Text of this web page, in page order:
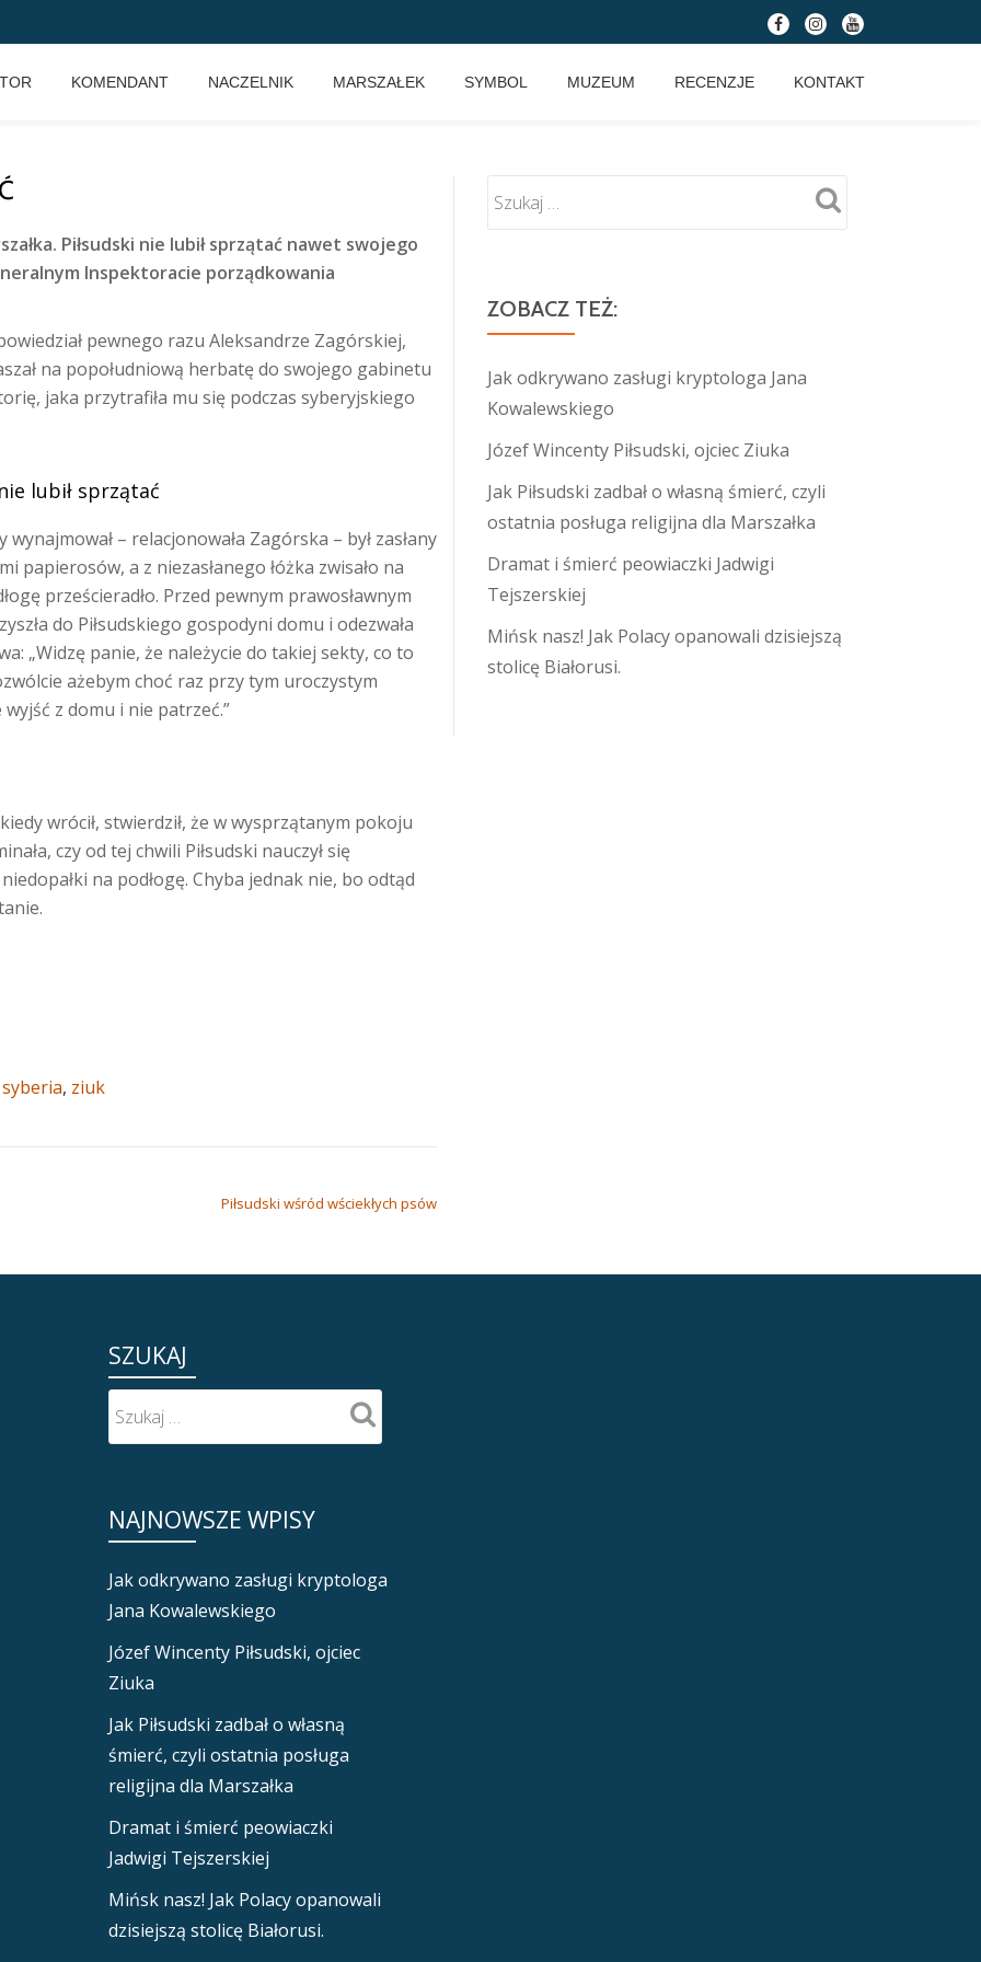
fa-
fa-
fa-
KOMENDANT NACZELNIK MARSZAŁEK SYMBOL MUZEUM RECENZJE KONTAKT
Piłsudski nie lubił sprzątać nawet swojego
Inspektoracie porządkowania
pewnego razu Aleksandrze Zagórskiej,
na popołudniową herbatę do swojego gabinetu
jaka przytrafiła mu się podczas syberyjskiego
lubił sprzątać
– relacjonowała Zagórska – był zasłany
papierosów, a z niezasłanego łóżka zwisało na
prześcieradło. Przed pewnym prawosławnym
do Piłsudskiego gospodyni domu i odezwała
„Widzę panie, że należycie do takiej sekty, co to
ażebym choć raz przy tym uroczystym
wyjść z domu i nie patrzeć.”
wrócił, stwierdził, że w wysprzątanym pokoju
czy od tej chwili Piłsudski nauczył się
na podłogę. Chyba jednak nie, bo odtąd
syberia, ziuk
Piłsudski wśród wściekłych psów
ZOBACZ TEŻ:
Jak odkrywano zasługi kryptologa Jana
Kowalewskiego
Józef Wincenty Piłsudski, ojciec Ziuka
Jak Piłsudski zadbał o własną śmierć, czyli
ostatnia posługa religijna dla Marszałka
Dramat i śmierć peowiaczki Jadwigi
Tejszerskiej
Mińsk nasz! Jak Polacy opanowali dzisiejszą
stolicę Białorusi.
SZUKAJ
NAJNOWSZE WPISY
Jak odkrywano zasługi kryptologa
Jana Kowalewskiego
Józef Wincenty Piłsudski, ojciec
Ziuka
Jak Piłsudski zadbał o własną
śmierć, czyli ostatnia posługa
religijna dla Marszałka
Dramat i śmierć peowiaczki
Jadwigi Tejszerskiej
Mińsk nasz! Jak Polacy opanowali
dzisiejszą stolicę Białorusi.